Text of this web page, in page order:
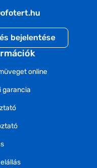
bejelentése
online
garancia